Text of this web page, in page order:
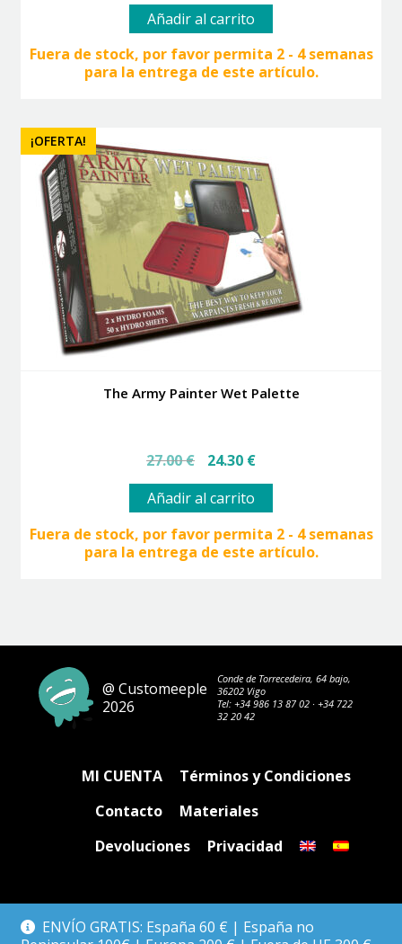
ENVÍO GRATIS: España 60 € | España no
original
era:
7.50 €.
actual
es:
6.75 €.
Añadir al carrito
Fuera de stock, por favor permita 2 - 4 semanas
para la entrega de este artículo.
The Army Painter Wet Palette
¡OFERTA!
27.00€
El
original
era:
27.00 €.
24.30 €El
es:
24.30 €.
Añadir al carrito
Fuera de stock, por favor permita 2 - 4 semanas
para la entrega de este artículo.
@ Customeeple
2026
Conde de Torrecedeira, 64 bajo,
36202 Vigo
Tel: +34 986 13 87 02· +34 722
32 20 42
MI CUENTA
Términos y Condiciones
Contacto
Materiales
Devoluciones
Privacidad